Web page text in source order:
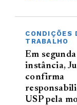
CONDIÇÕES
TRABALHO
Em segunda
instância,
confirma
USP pela